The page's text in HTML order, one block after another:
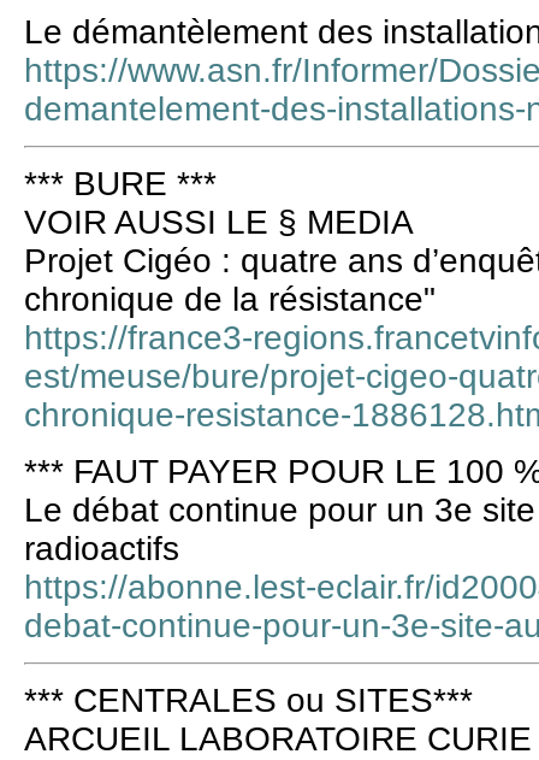
Le démantèlement des
https://www.asn.fr/Informer/
demantelement-des-installations-
*** BURE ***
VOIR AUSSI LE § MEDIA
Projet Cigéo : quatre ans
chronique de la résistance"
https://france3-
est/meuse/bure/projet-cigeo-
chronique-resistance-
*** FAUT PAYER POUR LE 100
Le débat continue pour un 3e
radioactifs
https://abonne.lest-eclair.fr/
debat-continue-pour-un-3e-site-
*** CENTRALES ou SITES***
ARCUEIL LABORATOIRE CURIE